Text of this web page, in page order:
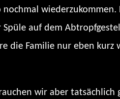
auf dem
die Familie nur eben kurz
wir aber tatsächlich